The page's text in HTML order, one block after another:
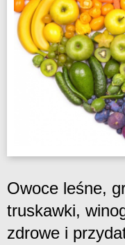
Owoce leśne,
truskawki,
zdrowe i